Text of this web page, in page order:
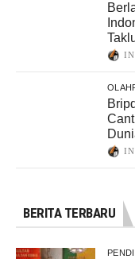
BERITA TERBARU